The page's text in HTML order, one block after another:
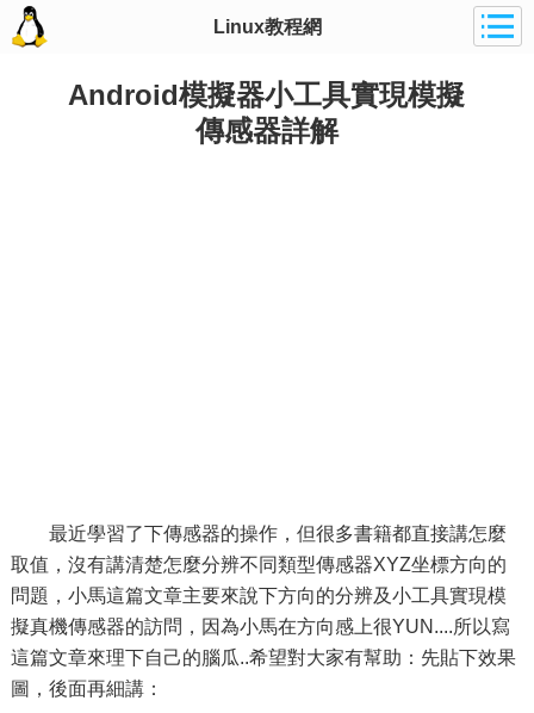
Linux教程網
Android模擬器小工具實現模擬
傳感器詳解
最近學習了下傳感器的操作，但很多書籍都直接講怎麼
取值，沒有講清楚怎麼分辨不同類型傳感器XYZ坐標方向的
問題，小馬這篇文章主要來說下方向的分辨及小工具實現模
擬真機傳感器的訪問，因為小馬在方向感上很YUN....所以寫
這篇文章來理下自己的腦瓜..希望對大家有幫助：先貼下效果
圖，後面再細講：